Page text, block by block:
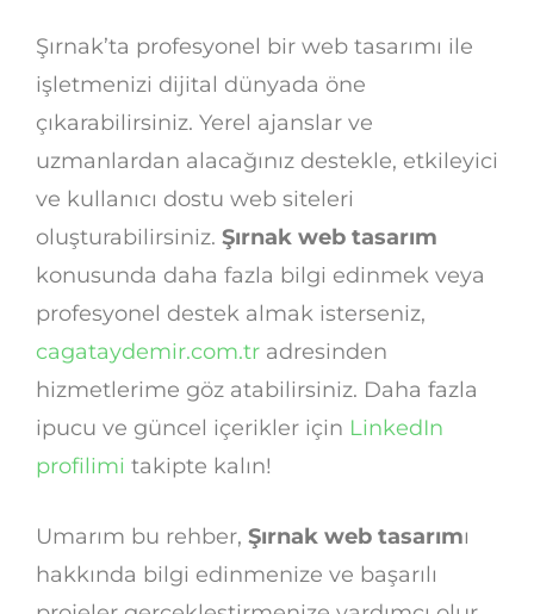
Şırnak’ta profesyonel bir web tasarımı ile
işletmenizi dijital dünyada öne
çıkarabilirsiniz. Yerel ajanslar ve
uzmanlardan alacağınız destekle, etkileyici
ve kullanıcı dostu web siteleri
oluşturabilirsiniz. Şırnak web tasarım
konusunda daha fazla bilgi edinmek veya
profesyonel destek almak isterseniz,
cagataydemir.com.tr adresinden
hizmetlerime göz atabilirsiniz. Daha fazla
ipucu ve güncel içerikler için LinkedIn
profilimi takipte kalın!
Umarım bu rehber, Şırnak web tasarımı
hakkında bilgi edinmenize ve başarılı